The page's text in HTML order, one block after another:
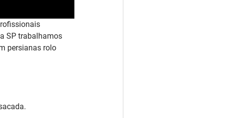
SP trabalhamos
persianas rolo